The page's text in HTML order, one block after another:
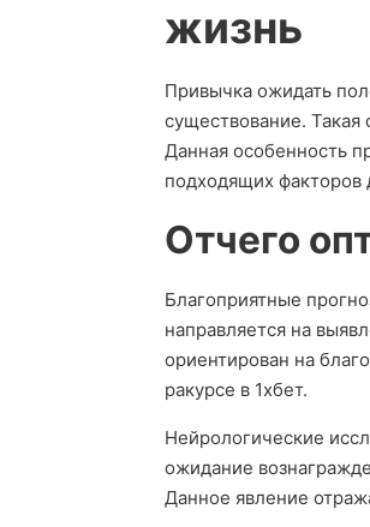
жизнь
Привычка ожидать
существование. Такая
Данная особенность
подходящих факторов
Отчего
Благоприятные
направляется на
ориентирован на
ракурсе в 1хбет.
Нейрологические
ожидание
Данное явление